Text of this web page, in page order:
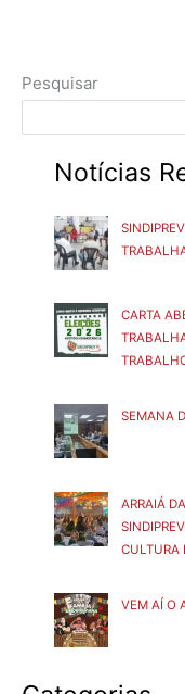
Pesquisar
Notícias
CARTA
SEMANA
ARRAIÁ
CULTURA
VEM AÍ O